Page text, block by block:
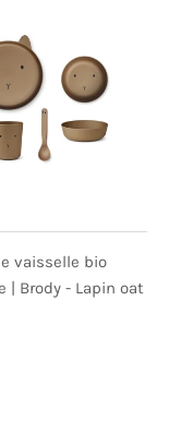
vaisselle bio
| Brody - Lapin oat